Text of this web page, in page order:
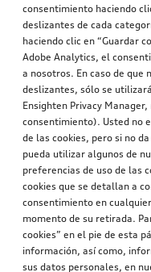
consentimiento haciendo
deslizantes de cada
haciendo clic en “Guardar
Adobe Analytics, el
a nosotros. En caso de que
deslizantes, sólo se
Ensighten Privacy
consentimiento). Usted no
de las cookies, pero si no
pueda utilizar algunos de
preferencias de uso de las
cookies que se detallan a
consentimiento en
momento de su retirada.
cookies” en el pie de esta
información, así como,
sus datos personales, en